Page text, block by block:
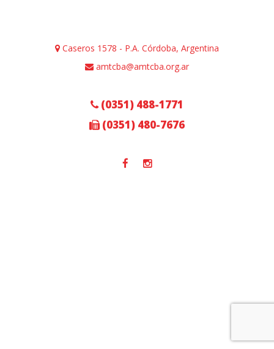
Caseros 1578 - P.A. Córdoba, Argentina
amtcba@amtcba.org.ar
(0351) 488-1771
(0351) 480-7676